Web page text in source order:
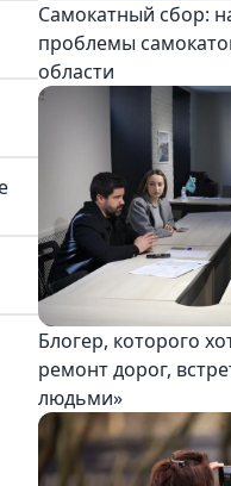
Самокатный сбор:
проблемы
области
Блогер, которого
ремонт дорог,
людьми»